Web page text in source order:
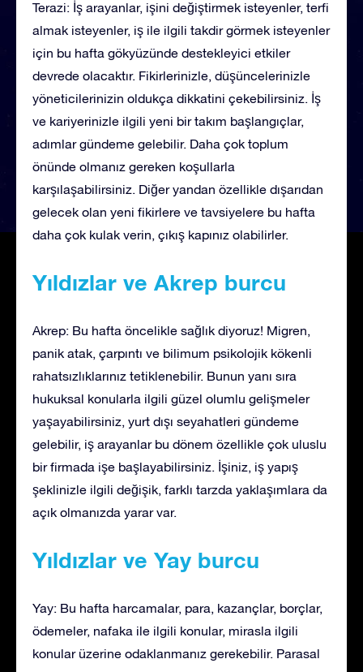
Terazi: İş arayanlar, işini değiştirmek isteyenler, terfi
almak isteyenler, iş ile ilgili takdir görmek isteyenler
için bu hafta gökyüzünde destekleyici etkiler
devrede olacaktır. Fikirlerinizle, düşüncelerinizle
yöneticilerinizin oldukça dikkatini çekebilirsiniz. İş
ve kariyerinizle ilgili yeni bir takım başlangıçlar,
adımlar gündeme gelebilir. Daha çok toplum
önünde olmanız gereken koşullarla
karşılaşabilirsiniz. Diğer yandan özellikle dışarıdan
gelecek olan yeni fikirlere ve tavsiyelere bu hafta
daha çok kulak verin, çıkış kapınız olabilirler.
Yıldızlar ve Akrep burcu
Akrep: Bu hafta öncelikle sağlık diyoruz! Migren,
panik atak, çarpıntı ve bilimum psikolojik kökenli
rahatsızlıklarınız tetiklenebilir. Bunun yanı sıra
hukuksal konularla ilgili güzel olumlu gelişmeler
yaşayabilirsiniz, yurt dışı seyahatleri gündeme
gelebilir, iş arayanlar bu dönem özellikle çok uluslu
bir firmada işe başlayabilirsiniz. İşiniz, iş yapış
şeklinizle ilgili değişik, farklı tarzda yaklaşımlara da
açık olmanızda yarar var.
Yıldızlar ve Yay burcu
Yay: Bu hafta harcamalar, para, kazançlar, borçlar,
ödemeler, nafaka ile ilgili konular, mirasla ilgili
konular üzerine odaklanmanız gerekebilir. Parasal